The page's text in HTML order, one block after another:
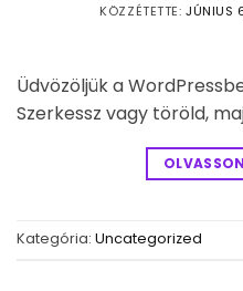
KÖZZÉTETTE:JÚNIUS
Üdvözöljük a
Szerkessz vagy töröld,
Kategória: Uncategorized